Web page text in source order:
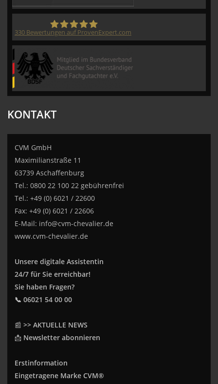
330 Bewertungen auf ProvenExpert.com
KONTAKT
CVM GmbH
Maximilianstraße 11
63739 Aschaffenburg
Tel.: 0800 22 100 22 gebührenfrei
Tel.: +49 (0) 6021 / 22600
Fax: +49 (0) 6021 / 22606
E-Mail: info@cvm-chevalier.de
www.cvm-chevalier.de
Unsere digitale Assistentin
24/7 für Sie erreichbar!
Sie haben Fragen?
📞 06021 54 00 00
📰 >> AKTUELLE NEWS
📩 Newsletter abonnieren
Erstinformation
Eingetragene Marke CVM®